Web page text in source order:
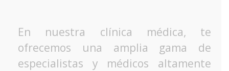
En nuestra clínica médica, te
ofrecemos una amplia gama de
especialistas y médicos altamente